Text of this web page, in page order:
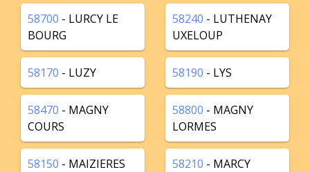
58700 - LURCY LE
BOURG
58240 - LUTHENAY
UXELOUP
58170 - LUZY 58190 - LYS
58470 - MAGNY
COURS
58800 - MAGNY
LORMES
58150 - MAIZIERES 58210 - MARCY